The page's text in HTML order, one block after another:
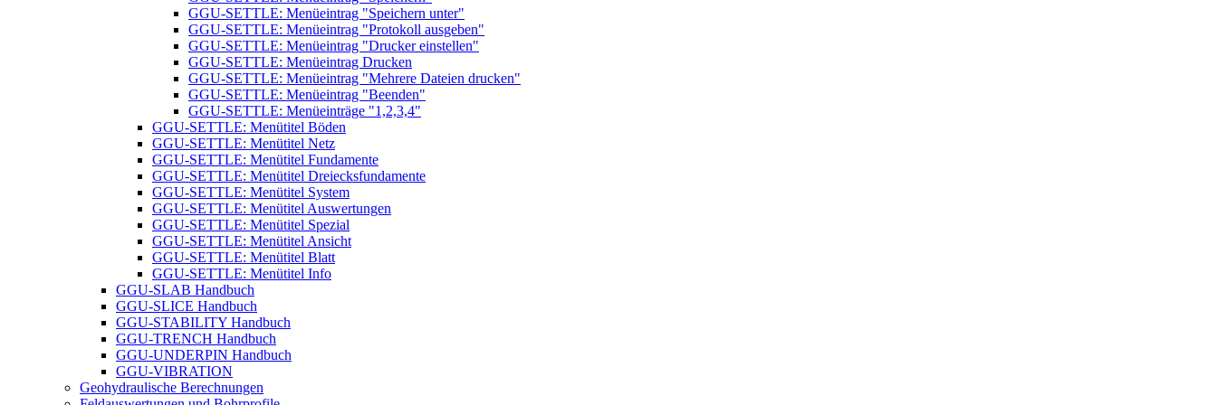
GGU-SETTLE: Menüeintrag "Speichern unter"
GGU-SETTLE: Menüeintrag "Protokoll ausgeben"
GGU-SETTLE: Menüeintrag "Drucker einstellen"
GGU-SETTLE: Menüeintrag Drucken
GGU-SETTLE: Menüeintrag "Mehrere Dateien drucken"
GGU-SETTLE: Menüeintrag "Beenden"
GGU-SETTLE: Menüeinträge "1,2,3,4"
GGU-SETTLE: Menütitel Böden
GGU-SETTLE: Menütitel Netz
GGU-SETTLE: Menütitel Fundamente
GGU-SETTLE: Menütitel Dreiecksfundamente
GGU-SETTLE: Menütitel System
GGU-SETTLE: Menütitel Auswertungen
GGU-SETTLE: Menütitel Spezial
GGU-SETTLE: Menütitel Ansicht
GGU-SETTLE: Menütitel Blatt
GGU-SETTLE: Menütitel Info
GGU-SLAB Handbuch
GGU-SLICE Handbuch
GGU-STABILITY Handbuch
GGU-TRENCH Handbuch
GGU-UNDERPIN Handbuch
GGU-VIBRATION
Geohydraulische Berechnungen